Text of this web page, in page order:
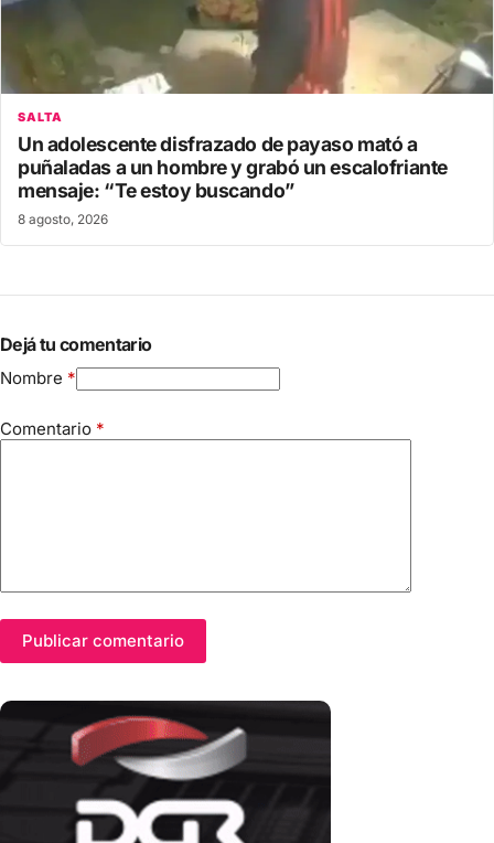
SALTA
Un adolescente disfrazado de payaso mató a
puñaladas a un hombre y grabó un escalofriante
mensaje: “Te estoy buscando”
8 agosto, 2026
Dejá tu comentario
Nombre *
Comentario *
Publicar comentario